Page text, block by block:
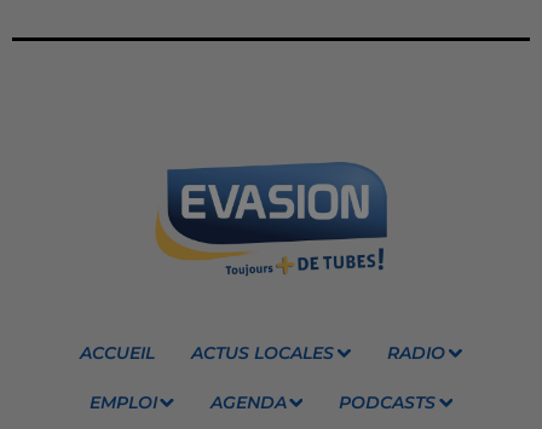
ACCUEIL ACTUS LOCALES RADIO
EMPLOI AGENDA PODCASTS